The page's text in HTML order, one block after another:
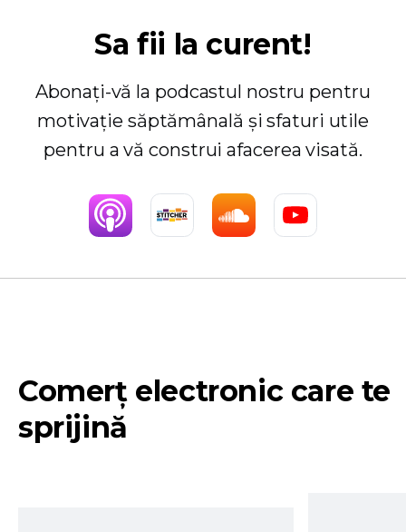
Sa fii la curent!
Abonați-vă la podcastul nostru pentru
motivație săptămânală și sfaturi utile
pentru a vă construi afacerea visată.
Comerț electronic care te
sprijină